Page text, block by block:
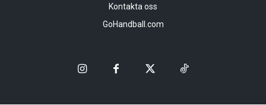
Kontakta oss
GoHandball.com